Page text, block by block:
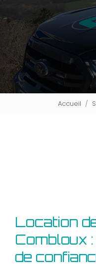
Accueil
Location
Combloux
de